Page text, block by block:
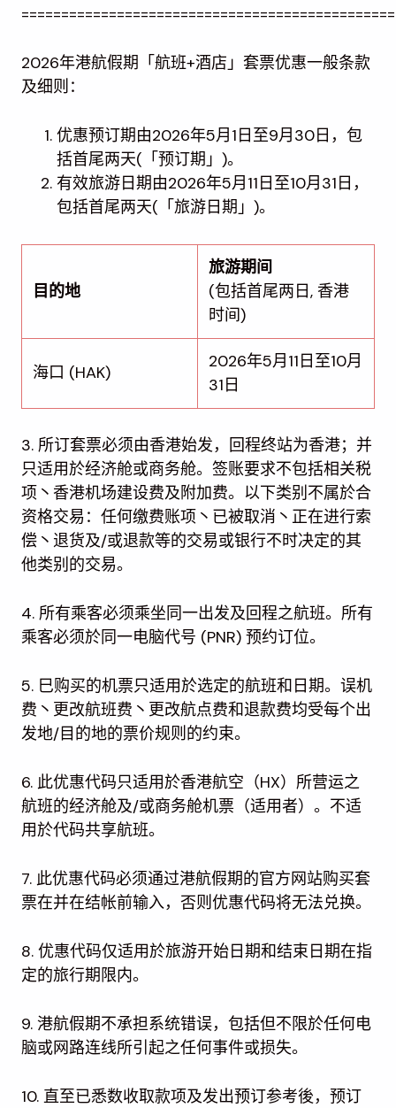
2026年港航假期「航班+酒店」套票优惠一般条款
及细则：
优惠预订期由2026年5月1日至9月30日，包
括首尾两天(「预订期」)。
有效旅游日期由2026年5月11日至10月31日，
包括首尾两天(「旅游日期」)。
目的地
旅游期间
(包括首尾两日, 香港
时间)
海口 (HAK)
2026年5月11日至10月
31日
3. 所订套票必须由香港始发，回程终站为香港；并
只适用於经济舱或商务舱。签账要求不包括相关税
项丶香港机场建设费及附加费。以下类别不属於合
资格交易：任何缴费账项丶已被取消丶正在进行索
偿丶退货及/或退款等的交易或银行不时决定的其
他类别的交易。
4. 所有乘客必须乘坐同一出发及回程之航班。所有
乘客必须於同一电脑代号 (PNR) 预约订位。
5. 巳购买的机票只适用於选定的航班和日期。误机
费丶更改航班费丶更改航点费和退款费均受每个出
发地/目的地的票价规则的约束。
6. 此优惠代码只适用於香港航空（HX）所营运之
航班的经济舱及/或商务舱机票（适用者）。不适
用於代码共享航班。
7. 此优惠代码必须通过港航假期的官方网站购买套
票在并在结帐前输入，否则优惠代码将无法兑换。
8. 优惠代码仅适用於旅游开始日期和结束日期在指
定的旅行期限内。
9. 港航假期不承担系统错误，包括但不限於任何电
脑或网路连线所引起之任何事件或损失。
10. 直至已悉数收取款项及发出预订参考後，预订